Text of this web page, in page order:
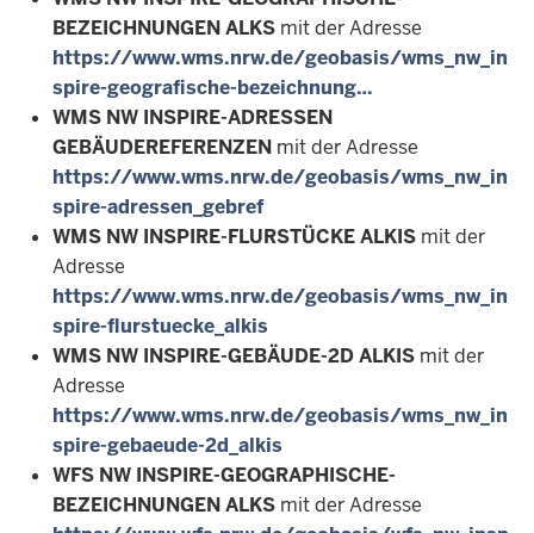
BEZEICHNUNGEN ALKS mit der Adresse
https://www.wms.nrw.de/geobasis/wms_nw_in
spire-geografische-bezeichnung…
WMS NW INSPIRE-ADRESSEN
GEBÄUDEREFERENZEN mit der Adresse
https://www.wms.nrw.de/geobasis/wms_nw_in
spire-adressen_gebref
WMS NW INSPIRE-FLURSTÜCKE ALKIS mit der
Adresse
https://www.wms.nrw.de/geobasis/wms_nw_in
spire-flurstuecke_alkis
WMS NW INSPIRE-GEBÄUDE-2D ALKIS mit der
Adresse
https://www.wms.nrw.de/geobasis/wms_nw_in
spire-gebaeude-2d_alkis
WFS NW INSPIRE-GEOGRAPHISCHE-
BEZEICHNUNGEN ALKS mit der Adresse